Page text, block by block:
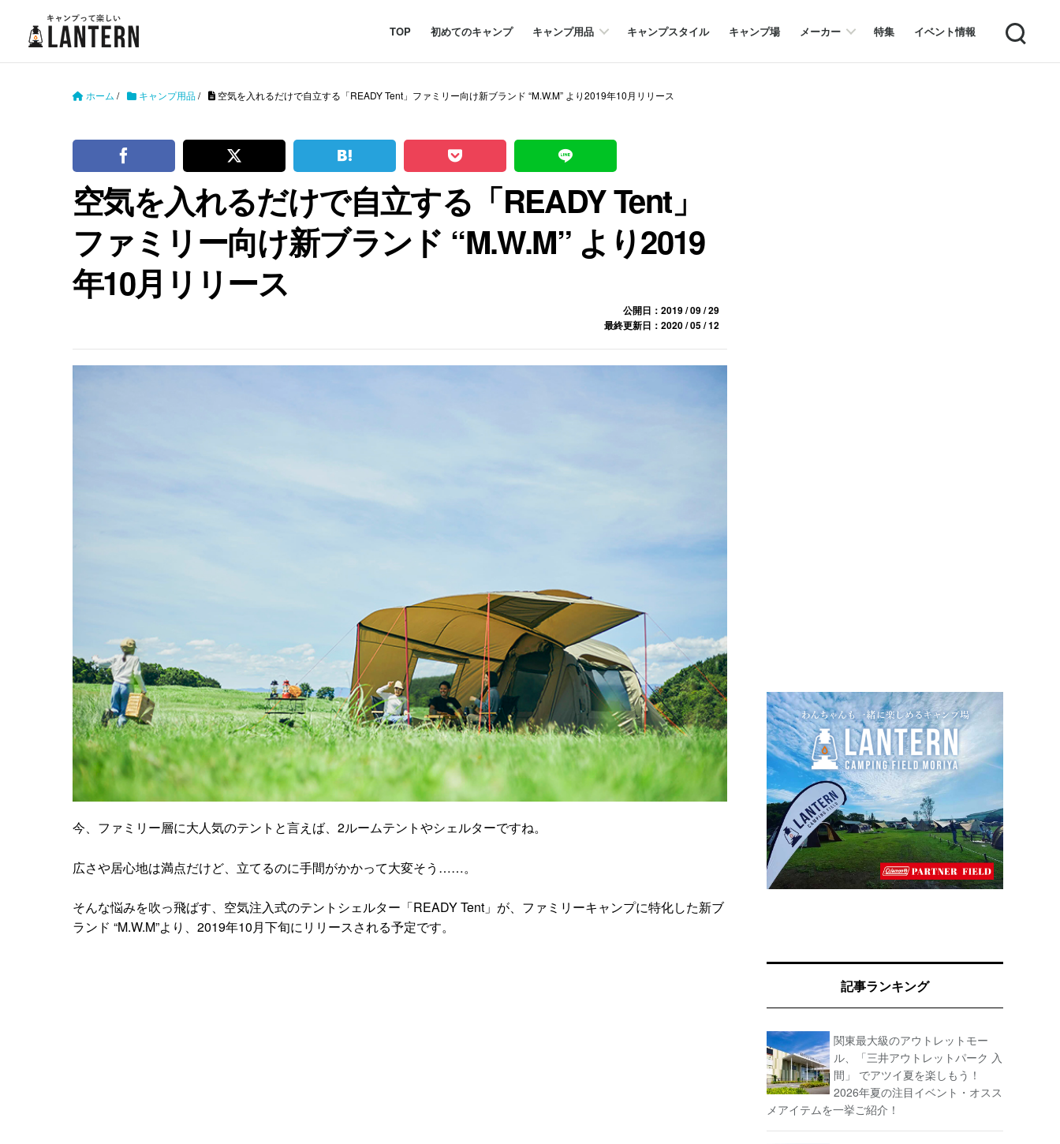
TOP 初めてのキャンプ キャンプ用品 キャンプスタイル キャンプ場 メーカー 特集 イベント情報 Search
ホーム / キャンプ用品/ 空気を入れるだけで自立する「READY Tent」ファミリー向け新ブランド “M.W.M” より2019年10月リリース
空気を入れるだけで自立する「READY Tent」
ファミリー向け新ブランド “M.W.M” より2019
年10月リリース
公開日：2019 / 09 / 29
最終更新日：2020 / 05 / 12
今、ファミリー層に大人気のテントと言えば、2ルームテントやシェルターですね。
広さや居心地は満点だけど、立てるのに手間がかかって大変そう……。
そんな悩みを吹っ飛ばす、空気注入式のテントシェルター「READY Tent」が、ファミリーキャンプに特化した新ブ
ランド “M.W.M”より、2019年10月下旬にリリースされる予定です。
記事ランキング
関東最大級のアウトレットモー
ル、「三井アウトレットパーク 入
間」 でアツイ夏を楽しもう！
2026年夏の注目イベント・オスス
メアイテムを一挙ご紹介！